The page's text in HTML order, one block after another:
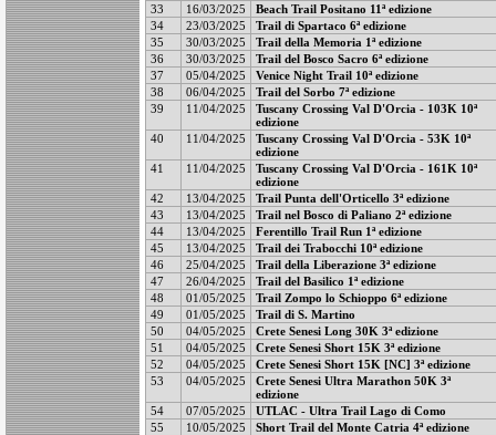
33
16/03/2025
Beach Trail Positano 11ª edizione
34
23/03/2025
Trail di Spartaco 6ª edizione
35
30/03/2025
Trail della Memoria 1ª edizione
36
30/03/2025
Trail del Bosco Sacro 6ª edizione
37
05/04/2025
Venice Night Trail 10ª edizione
38
06/04/2025
Trail del Sorbo 7ª edizione
39
11/04/2025
Tuscany Crossing Val D'Orcia - 103K 10ª
edizione
40
11/04/2025
Tuscany Crossing Val D'Orcia - 53K 10ª
edizione
41
11/04/2025
Tuscany Crossing Val D'Orcia - 161K 10ª
edizione
42
13/04/2025
Trail Punta dell'Orticello 3ª edizione
43
13/04/2025
Trail nel Bosco di Paliano 2ª edizione
44
13/04/2025
Ferentillo Trail Run 1ª edizione
45
13/04/2025
Trail dei Trabocchi 10ª edizione
46
25/04/2025
Trail della Liberazione 3ª edizione
47
26/04/2025
Trail del Basilico 1ª edizione
48
01/05/2025
Trail Zompo lo Schioppo 6ª edizione
49
01/05/2025
Trail di S. Martino
50
04/05/2025
Crete Senesi Long 30K 3ª edizione
51
04/05/2025
Crete Senesi Short 15K 3ª edizione
52
04/05/2025
Crete Senesi Short 15K [NC] 3ª edizione
53
04/05/2025
Crete Senesi Ultra Marathon 50K 3ª
edizione
54
07/05/2025
UTLAC - Ultra Trail Lago di Como
55
10/05/2025
Short Trail del Monte Catria 4ª edizione